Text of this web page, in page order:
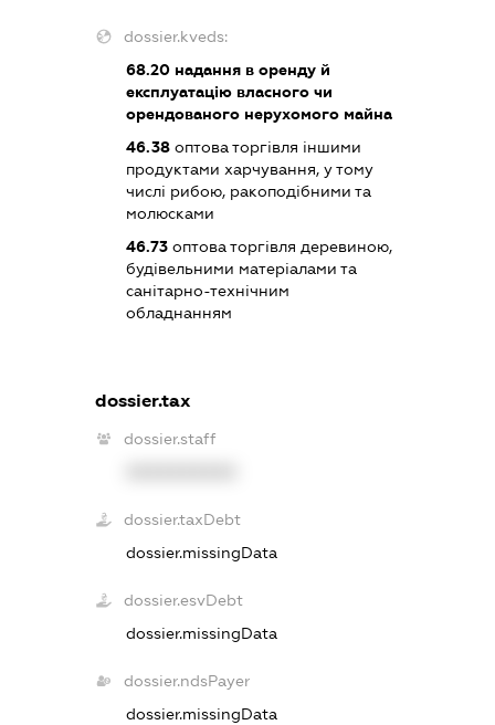
dossier.kveds:
68.20 надання в оренду й
експлуатацію власного чи
орендованого нерухомого майна
46.38 оптова торгівля іншими
продуктами харчування, у тому
числі рибою, ракоподібними та
молюсками
46.73 оптова торгівля деревиною,
будівельними матеріалами та
санітарно-технічним
обладнанням
dossier.tax
dossier.staff
dossier.taxDebt
dossier.missingData
dossier.esvDebt
dossier.missingData
dossier.ndsPayer
dossier.missingData